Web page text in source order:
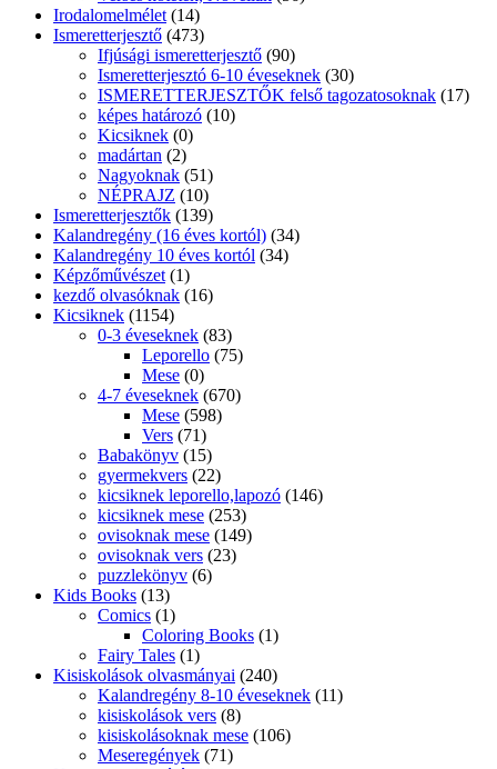
Irodalomelmélet (14)
Ismeretterjesztő (473)
Ifjúsági ismeretterjesztő (90)
Ismeretterjesztó 6-10 éveseknek (30)
ISMERETTERJESZTŐK felső tagozatosoknak (17)
képes határozó (10)
Kicsiknek (0)
madártan (2)
Nagyoknak (51)
NÉPRAJZ (10)
Ismeretterjesztők (139)
Kalandregény (16 éves kortól) (34)
Kalandregény 10 éves kortól (34)
Képzőművészet (1)
kezdő olvasóknak (16)
Kicsiknek (1154)
0-3 éveseknek (83)
Leporello (75)
Mese (0)
4-7 éveseknek (670)
Mese (598)
Vers (71)
Babakönyv (15)
gyermekvers (22)
kicsiknek leporello,lapozó (146)
kicsiknek mese (253)
ovisoknak mese (149)
ovisoknak vers (23)
puzzlekönyv (6)
Kids Books (13)
Comics (1)
Coloring Books (1)
Fairy Tales (1)
Kisiskolások olvasmányai (240)
Kalandregény 8-10 éveseknek (11)
kisiskolások vers (8)
kisiskolásoknak mese (106)
Meseregények (71)